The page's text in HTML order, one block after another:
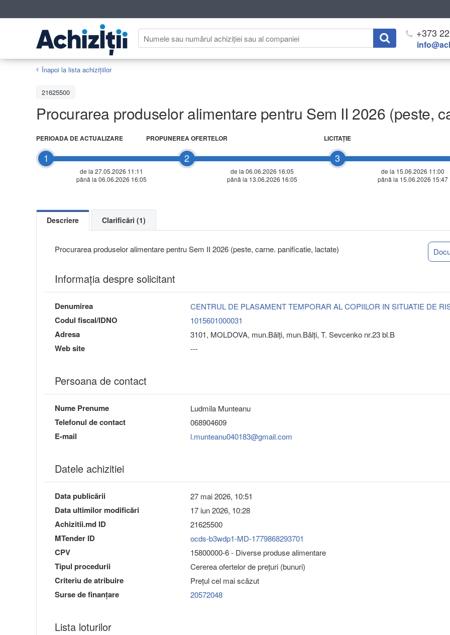
+373
Înapoi la lista achiziţiilor
21625500
Procurarea produselor alimentare pentru Sem II 2026 (peste,
1
PERIOADA DE ACTUALIZARE
de la 27.05.2026 11:11
până la 06.06.2026 16:05
2
PROPUNEREA OFERTELOR
de la 06.06.2026 16:05
până la 13.06.2026 16:05
3
LICITAŢIE
de la 15.06.2026 11:00
până la 15.06.2026 15:47
Descriere Clarificări (1)
Procurarea produselor alimentare pentru Sem II 2026 (peste, carne. panificatie, lactate)
Informaţia despre solicitant
Denumirea CENTRUL DE PLASAMENT TEMPORAR AL COPIILOR IN SITUATIE DE
Codul fiscal/IDNO 1015601000031
Adresa 3101, MOLDOVA, mun.Bălţi, mun.Bălţi, T. Sevcenko nr.23 bl.B
Web site ---
Persoana de contact
Nume Prenume Ludmila Munteanu
Telefonul de contact 068904609
E-mail l.munteanu040183@gmail.com
Datele achizitiei
Data publicării 27 mai 2026, 10:51
Data ultimilor modificări 17 iun 2026, 10:28
Achizitii.md ID 21625500
MTender ID ocds-b3wdp1-MD-1779868293701
CPV 15800000-6 - Diverse produse alimentare
Tipul procedurii Cererea ofertelor de prețuri (bunuri)
Criteriu de atribuire Preţul cel mai scăzut
Surse de finanțare 20572048
Lista loturilor